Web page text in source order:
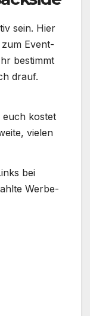
sein. Hier
Event-
bestimmt
drauf.
euch kostet
vielen
bei
Werbe-